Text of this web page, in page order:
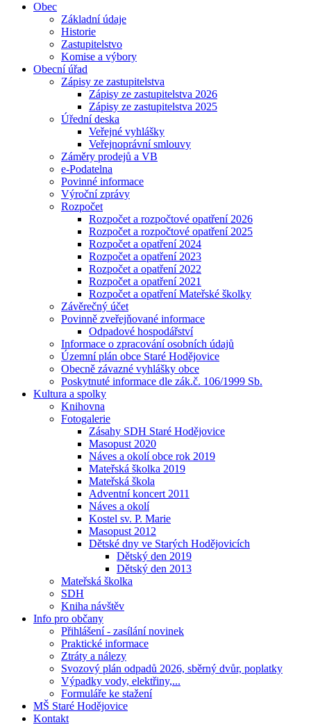
Obec
Základní údaje
Historie
Zastupitelstvo
Komise a výbory
Obecní úřad
Zápisy ze zastupitelstva
Zápisy ze zastupitelstva 2026
Zápisy ze zastupitelstva 2025
Úřední deska
Veřejné vyhlášky
Veřejnoprávní smlouvy
Záměry prodejů a VB
e-Podatelna
Povinné informace
Výroční zprávy
Rozpočet
Rozpočet a rozpočtové opatření 2026
Rozpočet a rozpočtové opatření 2025
Rozpočet a opatření 2024
Rozpočet a opatření 2023
Rozpočet a opatření 2022
Rozpočet a opatření 2021
Rozpočet a opatření Mateřské školky
Závěrečný účet
Povinně zveřejňované informace
Odpadové hospodářství
Informace o zpracování osobních údajů
Územní plán obce Staré Hodějovice
Obecně závazné vyhlášky obce
Poskytnuté informace dle zák.č. 106/1999 Sb.
Kultura a spolky
Knihovna
Fotogalerie
Zásahy SDH Staré Hodějovice
Masopust 2020
Náves a okolí obce rok 2019
Mateřská školka 2019
Mateřská škola
Adventní koncert 2011
Náves a okolí
Kostel sv. P. Marie
Masopust 2012
Dětské dny ve Starých Hodějovicích
Dětský den 2019
Dětský den 2013
Mateřská školka
SDH
Kniha návštěv
Info pro občany
Přihlášení - zasílání novinek
Praktické informace
Ztráty a nálezy
Svozový plán odpadů 2026, sběrný dvůr, poplatky
Výpadky vody, elektřiny,...
Formuláře ke stažení
MŠ Staré Hodějovice
Kontakt